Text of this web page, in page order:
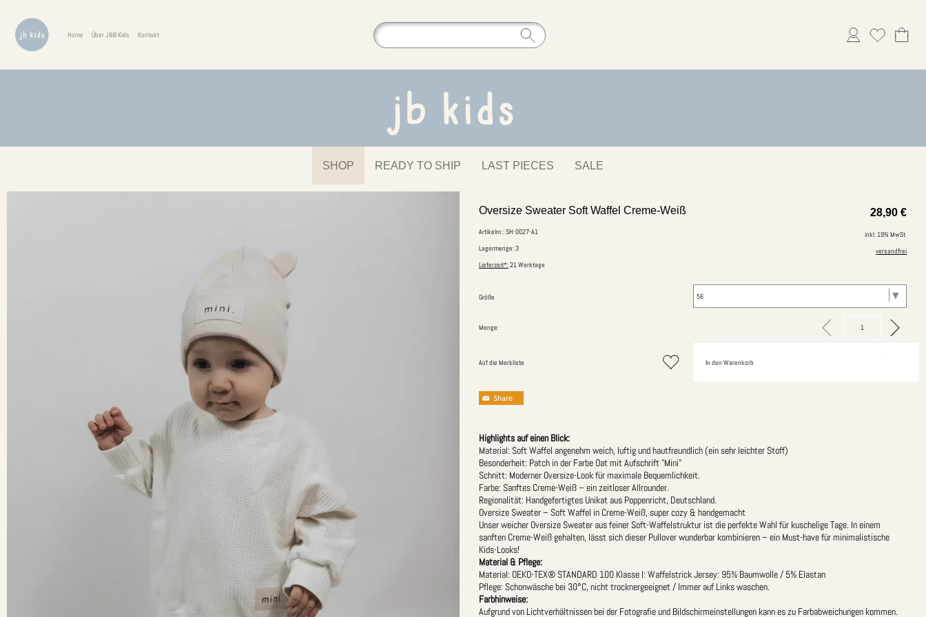
Home Über J&B Kids Kontakt
SHOP READY TO SHIP LAST PIECES SALE
28,90 €
Oversize Sweater Soft Waffel Creme-Weiß
Artikelnr.: SH-0027-A1
Lagermenge: 3
Lieferzeit*:21 Werktage
inkl. 19% MwSt.
versandfrei
Größe
Menge:
Auf die Merkliste In den Warenkorb
Highlights auf einen Blick:
Material: Soft Waffel angenehm weich, luftig und hautfreundlich (ein sehr leichter Stoff)
Besonderheit: Patch in der Farbe Oat mit Aufschrift "Mini"
Schnitt: Moderner Oversize-Look für maximale Bequemlichkeit.
Farbe: Sanftes Creme-Weiß – ein zeitloser Allrounder.
Regionalität: Handgefertigtes Unikat aus Poppenricht, Deutschland.
Oversize Sweater – Soft Waffel in Creme-Weiß, super cozy & handgemacht
Unser weicher Oversize Sweater aus feiner Soft-Waffelstruktur ist die perfekte Wahl für kuschelige Tage. In einem
sanften Creme-Weiß gehalten, lässt sich dieser Pullover wunderbar kombinieren – ein Must-have für minimalistische
Kids-Looks!
Material & Pflege:
Material: OEKO-TEX® STANDARD 100 Klasse I: Waffelstrick Jersey: 95% Baumwolle / 5% Elastan
Pflege: Schonwäsche bei 30°C, nicht trocknergeeignet / Immer auf Links waschen.
Farbhinweise:
Aufgrund von Lichtverhältnissen bei der Fotografie und Bildschirmeinstellungen kann es zu Farbabweichungen kommen.